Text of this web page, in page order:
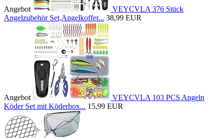
Angebot
VEYCVLA 376 Stück
Angelzubehör Set,Angelkoffer... 38,99 EUR
Angebot
VEYCVLA 103 PCS Angeln
Köder Set mit Köderbox... 15,99 EUR